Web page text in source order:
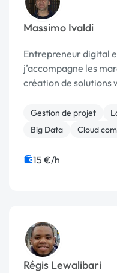
Massimo Ivaldi
Entrepreneur digital
j’accompagne les
création de solutions
Gestion de projet
Big Data
Cloud
15 €/h
Régis Lewalibari